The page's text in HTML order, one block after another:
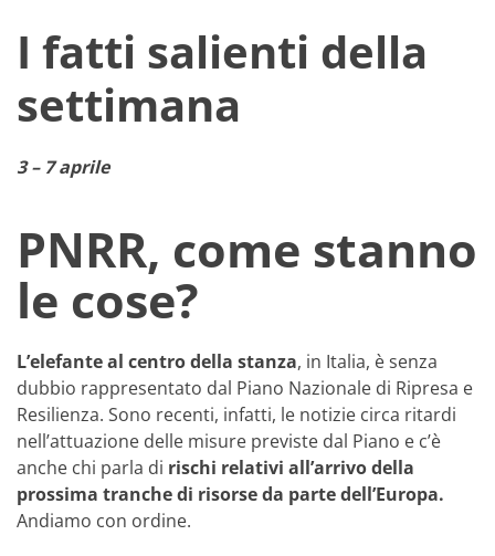
I fatti salienti della
settimana
3 – 7 aprile
PNRR, come stanno
le cose?
L’elefante al centro della stanza, in Italia, è senza
dubbio rappresentato dal Piano Nazionale di Ripresa e
Resilienza. Sono recenti, infatti, le notizie circa ritardi
nell’attuazione delle misure previste dal Piano e c’è
anche chi parla di rischi relativi all’arrivo della
prossima tranche di risorse da parte dell’Europa.
Andiamo con ordine.